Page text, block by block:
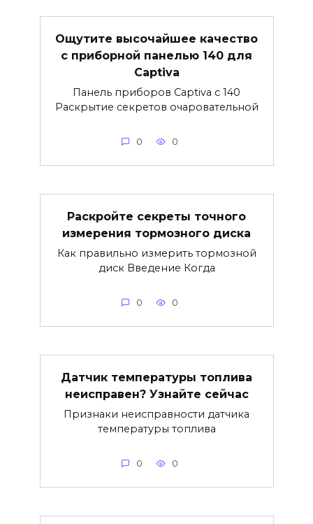
Ощутите высочайшее качество
с приборной панелью 140 для
Captiva
Панель приборов Captiva с 140
Раскрытие секретов очаровательной
0 0
Раскройте секреты точного
измерения тормозного диска
Как правильно измерить тормозной
диск Введение Когда
0 0
Датчик температуры топлива
неисправен? Узнайте сейчас
Признаки неисправности датчика
температуры топлива
0 0